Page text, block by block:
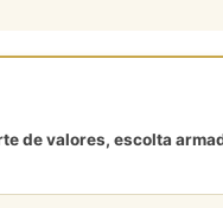
de valores, escolta